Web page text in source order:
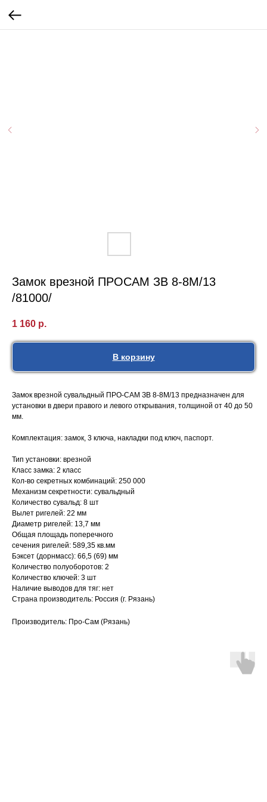
Замок врезной ПРОСАМ ЗВ 8-8М/13
/81000/
1 160 р.
В корзину
Замок врезной сувальдный ПРО-САМ ЗВ 8-8М/13 предназначен для
установки в двери правого и левого открывания, толщиной от 40 до 50
мм.
Комплектация: замок, 3 ключа, накладки под ключ, паспорт.
Тип установки: врезной
Класс замка: 2 класс
Кол-во секретных комбинаций: 250 000
Механизм секретности: сувальдный
Количество сувальд: 8 шт
Вылет ригелей: 22 мм
Диаметр ригелей: 13,7 мм
Общая площадь поперечного
сечения ригелей: 589,35 кв.мм
Бэксет (дорнмасс): 66,5 (69) мм
Количество полуоборотов: 2
Количество ключей: 3 шт
Наличие выводов для тяг: нет
Страна производитель: Россия (г. Рязань)
Производитель: Про-Сам (Рязань)